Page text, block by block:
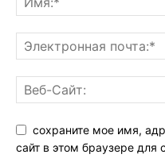
сохраните мое имя,
сайт в этом браузере